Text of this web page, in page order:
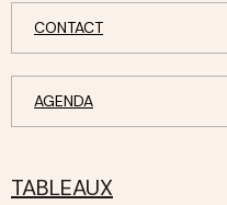
CONTACT
AGENDA
TABLEAUX